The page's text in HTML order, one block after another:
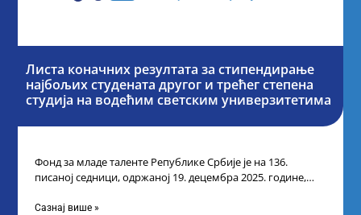
Листа коначних резултата за стипендирање
најбољих студената другог и трећег степена
студија на водећим светским универзитетима
Фонд за младе таленте Републике Србије је на 136.
писаној седници, одржаној 19. децембра 2025. године,
Сазнај више »